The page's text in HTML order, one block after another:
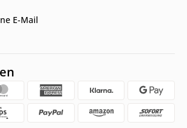
E-Mail